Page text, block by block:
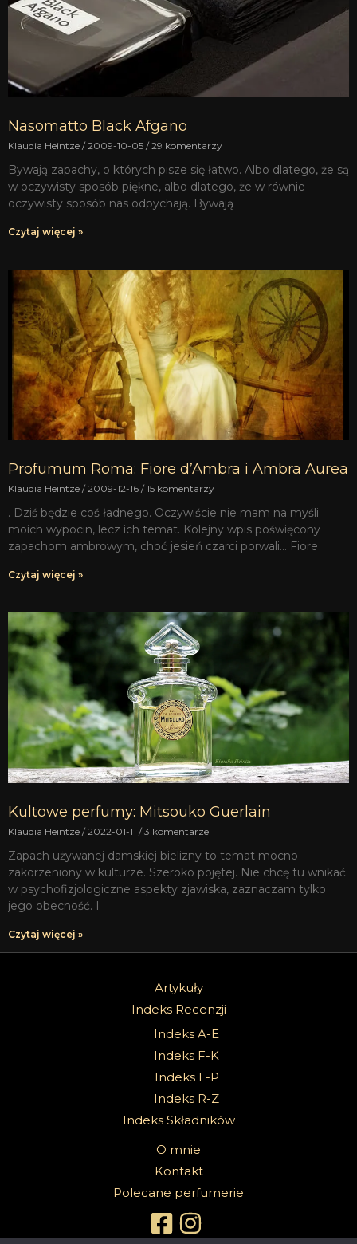
Nasomatto Black Afgano
Klaudia Heintze 2009-10-05 29 komentarzy
Bywają zapachy, o których pisze się łatwo. Albo dlatego, że są
w oczywisty sposób piękne, albo dlatego, że w równie
oczywisty sposób nas odpychają. Bywają
Czytaj więcej »
Profumum Roma: Fiore d’Ambra i Ambra Aurea
Klaudia Heintze 2009-12-16 15 komentarzy
. Dziś będzie coś ładnego. Oczywiście nie mam na myśli
moich wypocin, lecz ich temat. Kolejny wpis poświęcony
zapachom ambrowym, choć jesień czarci porwali… Fiore
Czytaj więcej »
Kultowe perfumy: Mitsouko Guerlain
Klaudia Heintze 2022-01-11 3 komentarze
Zapach używanej damskiej bielizny to temat mocno
zakorzeniony w kulturze. Szeroko pojętej. Nie chcę tu wnikać
w psychofizjologiczne aspekty zjawiska, zaznaczam tylko
jego obecność. I
Czytaj więcej »
Artykuły
Indeks Recenzji
Indeks A-E
Indeks F-K
Indeks L-P
Indeks R-Z
Indeks Składników
O mnie
Kontakt
Polecane perfumerie